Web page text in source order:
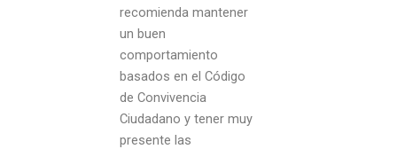
recomienda mantener
un buen
comportamiento
basados en el Código
de Convivencia
Ciudadano y tener muy
presente las